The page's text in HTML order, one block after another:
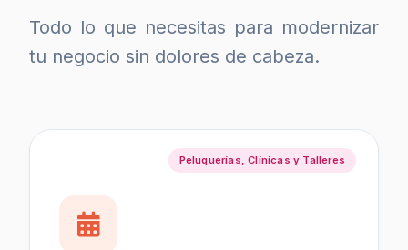
Todo lo que necesitas para modernizar
tu negocio sin dolores de cabeza.
Peluquerías, Clínicas y Talleres